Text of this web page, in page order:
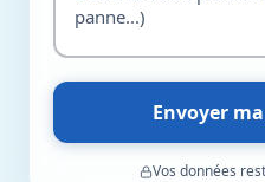
Envoyer
Vos données